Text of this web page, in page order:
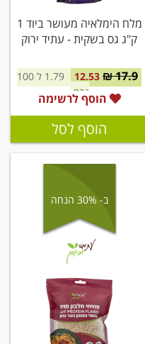
מלח הימלאיה מעושר ביוד 1
ק"ג גס בשקית - עתיד ירוק
17.9 ₪
12.53
1.79 ל 100
גרם
הוסף לרשימה
הוסף לסל
ב- 30% הנחה